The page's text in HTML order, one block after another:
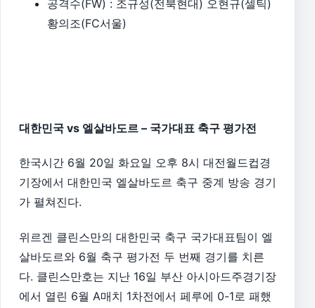
공격수(FW) : 조규성(전북현대) 오현규(셀틱)
황의조(FC서울)
대한민국 vs 엘살바도르 – 국가대표 축구 평가전
한국시간 6월 20일 화요일 오후 8시 대전월드컵경
기장에서 대한민국 엘살바도르 축구 중계 방송 경기
가 펼쳐진다.
위르겐 클린스만의 대한민국 축구 국가대표팀이 엘
살바도르와 6월 축구 평가전 두 번째 경기를 치른
다. 클린스만호는 지난 16일 부산 아시아드주경기장
에서 열린 6월 A매치 1차전에서 페루에 0-1로 패했